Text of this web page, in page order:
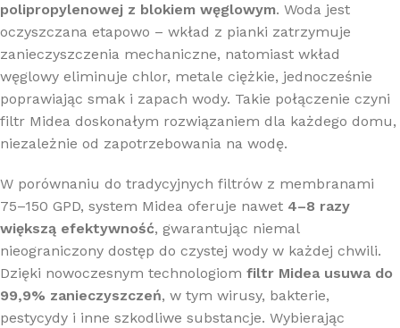
polipropylenowej z blokiem węglowym. Woda jest
oczyszczana etapowo – wkład z pianki zatrzymuje
zanieczyszczenia mechaniczne, natomiast wkład
węglowy eliminuje chlor, metale ciężkie, jednocześnie
poprawiając smak i zapach wody. Takie połączenie czyni
filtr Midea doskonałym rozwiązaniem dla każdego domu,
niezależnie od zapotrzebowania na wodę.
W porównaniu do tradycyjnych filtrów z membranami
75–150 GPD, system Midea oferuje nawet 4–8 razy
większą efektywność, gwarantując niemal
nieograniczony dostęp do czystej wody w każdej chwili.
Dzięki nowoczesnym technologiom filtr Midea usuwa do
99,9% zanieczyszczeń, w tym wirusy, bakterie,
pestycydy i inne szkodliwe substancje. Wybierając